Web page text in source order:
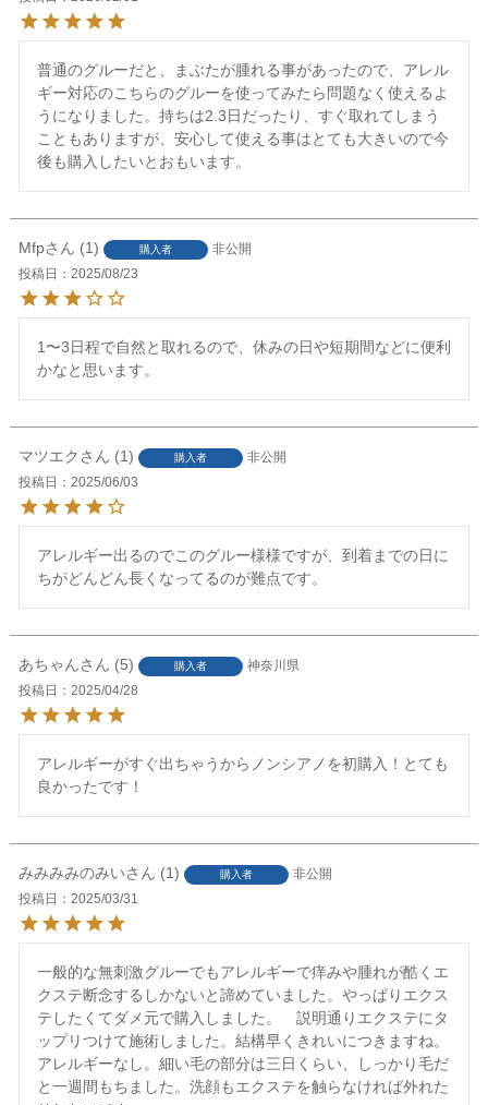
普通のグルーだと、まぶたが腫れる事があったので、アレル
ギー対応のこちらのグルーを使ってみたら問題なく使えるよ
うになりました。持ちは2.3日だったり、すぐ取れてしまう
こともありますが、安心して使える事はとても大きいので今
後も購入したいとおもいます。
Mfp 1 購入者
非公開
投稿日
2025/08/23
1〜3日程で自然と取れるので、休みの日や短期間などに便利
かなと思います。
マツエク 1 購入者
非公開
投稿日
2025/06/03
アレルギー出るのでこのグルー様様ですが、到着までの日に
ちがどんどん長くなってるのが難点です。
あちゃん 5 購入者
神奈川県
投稿日
2025/04/28
アレルギーがすぐ出ちゃうからノンシアノを初購入！とても
良かったです！
みみみみのみい 1 購入者
非公開
投稿日
2025/03/31
一般的な無刺激グルーでもアレルギーで痒みや腫れが酷くエ
クステ断念するしかないと諦めていました。やっぱりエクス
テしたくてダメ元で購入しました。　説明通りエクステにタ
ップリつけて施術しました。結構早くきれいにつきますね。
アレルギーなし。細い毛の部分は三日くらい、しっかり毛だ
と一週間もちました。洗顔もエクステを触らなければ外れた